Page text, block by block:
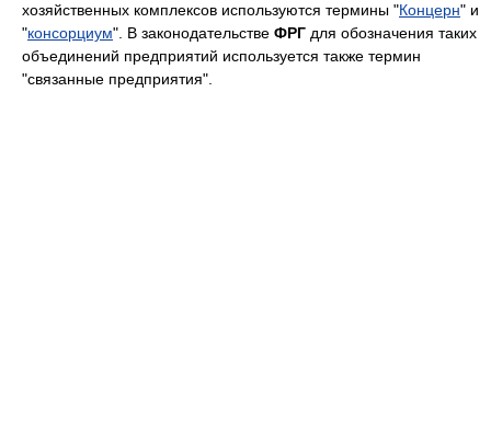
хозяйственных комплексов используются термины "Концерн" и
"консорциум". В законодательстве ФРГ для обозначения таких
объединений предприятий используется также термин
"связанные предприятия".